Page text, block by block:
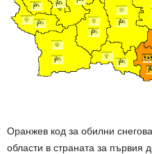
Оранжев код за обилни
области в страната за първия